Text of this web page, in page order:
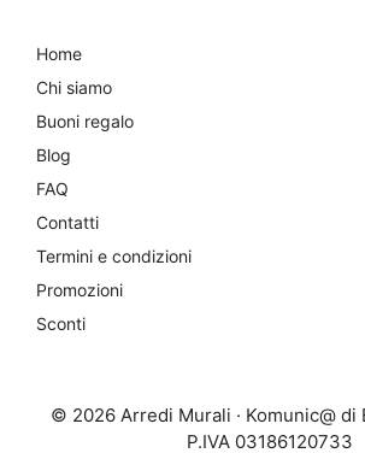
Home
Chi siamo
Buoni regalo
Blog
FAQ
Contatti
Termini e condizioni
Promozioni
Sconti
© 2026 Arredi Murali · Komunic@ di
P.IVA 03186120733